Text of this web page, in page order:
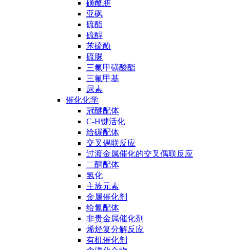
磺酰肼
亚砜
硫酯
硫醇
苯硫酚
硫脲
三氟甲磺酸酯
三氟甲基
尿素
催化化学
冠醚配体
C-H键活化
给碳配体
交叉偶联反应
过渡金属催化的交叉偶联反应
二酮配体
氢化
主族元素
金属催化剂
给氮配体
非贵金属催化剂
烯烃复分解反应
有机催化剂